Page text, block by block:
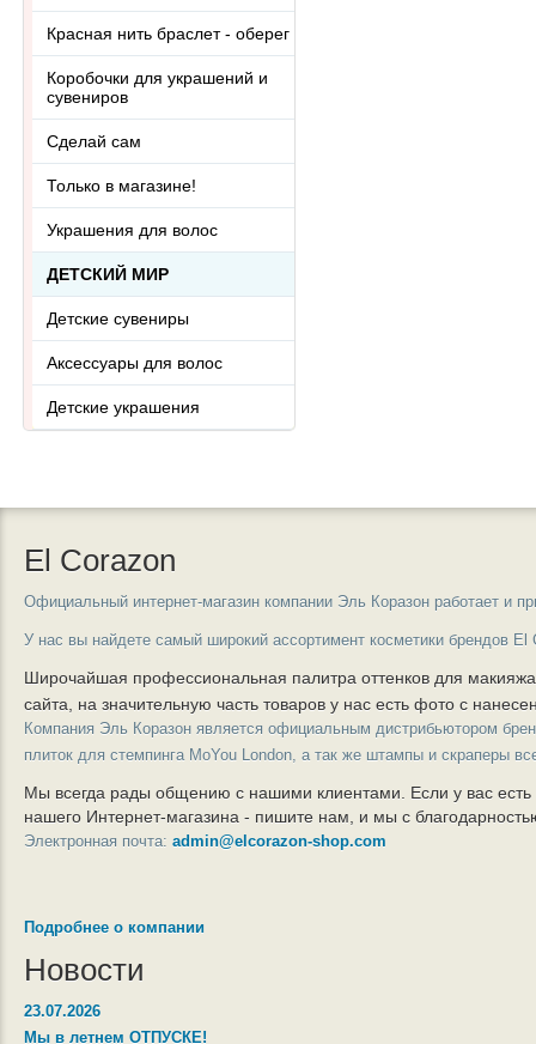
Красная нить браслет - оберег
Коробочки для украшений и
сувениров
Сделай сам
Только в магазине!
Украшения для волос
ДЕТСКИЙ МИР
Детские сувениры
Аксессуары для волос
Детские украшения
El Corazon
Официальный интернет-магазин компании Эль Коразон работает и
У нас вы найдете самый широкий ассортимент косметики брендов El
Широчайшая профессиональная палитра оттенков для
сайта, на значительную часть товаров у нас есть фото с
Компания Эль Коразон является официальным дистрибьютором
плиток для стемпинга MoYou London, а так же штампы и скраперы
Мы всегда рады общению с нашими клиентами. Если у вас
нашего Интернет-магазина - пишите нам, и мы с
Электронная почта: admin@elcorazon-shop.com
Подробнее о компании
Новости
23.07.2026
Мы в летнем ОТПУСКЕ!